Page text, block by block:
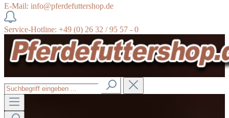
E-Mail: info@pferdefuttershop.de
Service-Hotline: +49 (0) 26 32 / 95 57 - 0